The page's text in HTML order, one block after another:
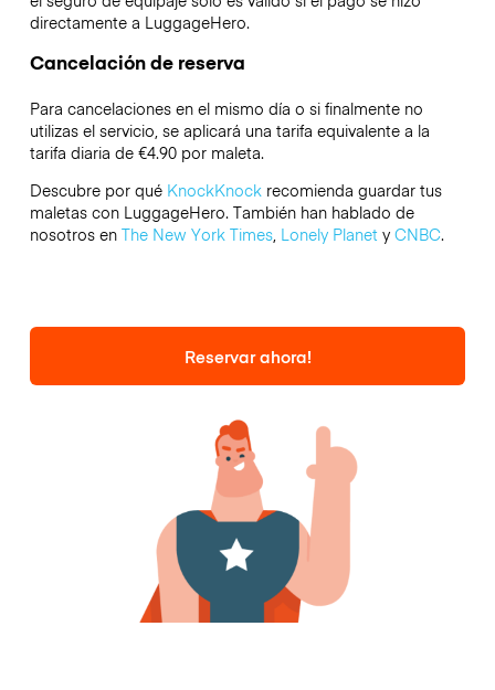
directamente a LuggageHero.
Cancelación de reserva
Para cancelaciones en el mismo día o si finalmente no
utilizas el servicio, se aplicará una tarifa equivalente a la
tarifa diaria de €4.90 por maleta.
Descubre por qué KnockKnockrecomienda guardar tus
maletas con LuggageHero. También han hablado de
nosotros en The New York Times, Lonely Planety CNBC.
Reservar ahora!